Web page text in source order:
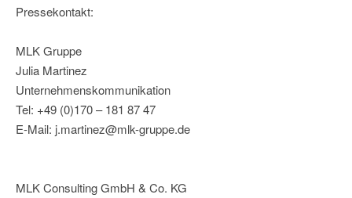
Pressekontakt:
MLK Gruppe
Julia Martinez
Unternehmenskommunikation
Tel: +49 (0)170 – 181 87 47
E-Mail: j.martinez@mlk-gruppe.de
MLK Consulting GmbH & Co. KG